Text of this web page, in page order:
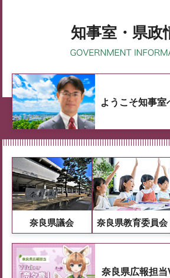
知事室・県政
ようこそ知事室
奈良県議会 奈良県教育委員会
奈良県広報担当